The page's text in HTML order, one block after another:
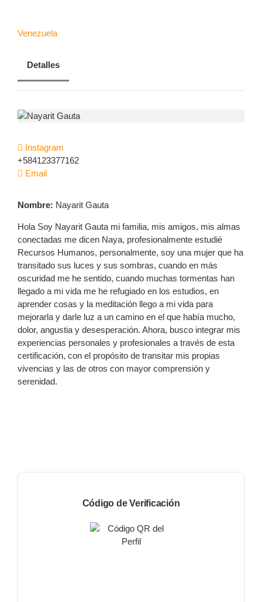
Venezuela
Detalles
Instagram
+584123377162
Email
Nombre: Nayarit Gauta
Hola Soy Nayarit Gauta mi familia, mis amigos, mis almas
conectadas me dicen Naya, profesionalmente estudié
Recursos Humanos, personalmente, soy una mujer que ha
transitado sus luces y sus sombras, cuando en más
oscuridad me he sentido, cuando muchas tormentas han
llegado a mi vida me he refugiado en los estudios, en
aprender cosas y la meditación llego a mi vida para
mejorarla y darle luz a un camino en el que había mucho,
dolor, angustia y desesperación. Ahora, busco integrar mis
experiencias personales y profesionales a través de esta
certificación, con el propósito de transitar mis propias
vivencias y las de otros con mayor comprensión y
serenidad.
Código de Verificación